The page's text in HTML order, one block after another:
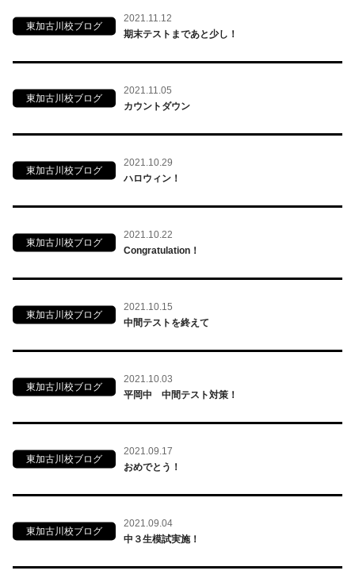
東加古川校ブログ
2021.11.12
期末テストまであと少し！
東加古川校ブログ
2021.11.05
カウントダウン
東加古川校ブログ
2021.10.29
ハロウィン！
東加古川校ブログ
2021.10.22
Congratulation！
東加古川校ブログ
2021.10.15
中間テストを終えて
東加古川校ブログ
2021.10.03
平岡中 中間テスト対策！
東加古川校ブログ
2021.09.17
おめでとう！
東加古川校ブログ
2021.09.04
中３生模試実施！